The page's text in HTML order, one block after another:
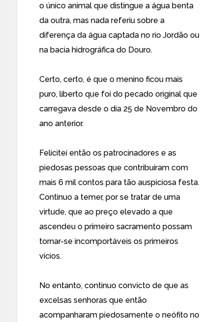
o único animal que distingue a água benta
da outra, mas nada referiu sobre a
diferença da água captada no rio Jordão ou
na bacia hidrográfica do Douro.
Certo, certo, é que o menino ficou mais
puro, liberto que foi do pecado original que
carregava desde o dia 25 de Novembro do
ano anterior.
Felicitei então os patrocinadores e as
piedosas pessoas que contribuíram com
mais 6 mil contos para tão auspiciosa festa.
Continuo a temer, por se tratar de uma
virtude, que ao preço elevado a que
ascendeu o primeiro sacramento possam
tornar-se incomportáveis os primeiros
vícios.
No entanto, continuo convicto de que as
excelsas senhoras que então
acompanharam piedosamente o neófito no